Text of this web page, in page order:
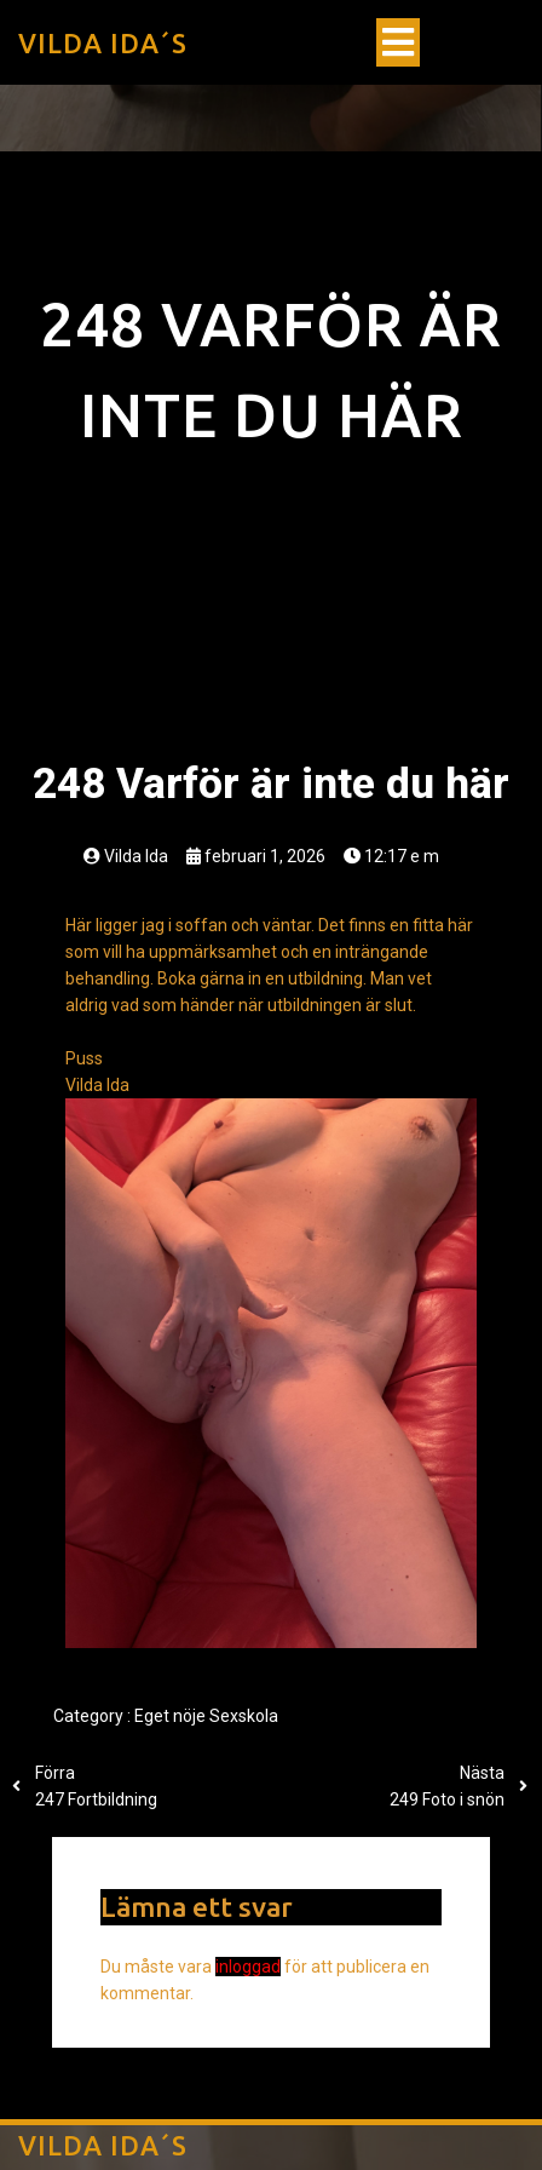
VILDA IDA´S
248 VARFÖR ÄR
INTE DU HÄR
248 Varför är inte du här
Vilda Ida februari 1, 2026 12:17 e m
Här ligger jag i soffan och väntar. Det finns en fitta här
som vill ha uppmärksamhet och en inträngande
behandling. Boka gärna in en utbildning. Man vet
aldrig vad som händer när utbildningen är slut.
Puss
Vilda Ida
Category : Eget nöje Sexskola
Förra
247 Fortbildning
Nästa
249 Foto i snön
Lämna ett svar
Du måste varainloggad för att publicera en
kommentar.
VILDA IDA´S